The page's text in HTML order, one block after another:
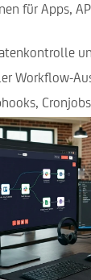
für Apps,
Workflow-